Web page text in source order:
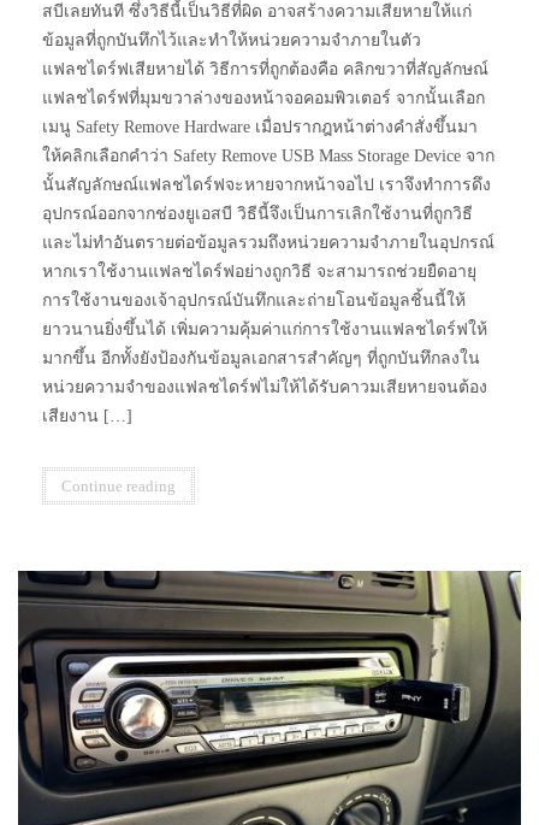
สบีเลยทันที ซึ่งวิธีนี้เป็นวิธีที่ผิด อาจสร้างความเสียหายให้แก่
ข้อมูลที่ถูกบันทึกไว้และทำให้หน่วยความจำภายในตัว
แฟลชไดร์ฟเสียหายได้ วิธีการที่ถูกต้องคือ คลิกขวาที่สัญลักษณ์
แฟลชไดร์ฟที่มุมขวาล่างของหน้าจอคอมพิวเตอร์ จากนั้นเลือก
เมนู Safety Remove Hardware เมื่อปรากฎหน้าต่างคำสั่งขึ้นมา
ให้คลิกเลือกคำว่า Safety Remove USB Mass Storage Device จาก
นั้นสัญลักษณ์แฟลชไดร์ฟจะหายจากหน้าจอไป เราจึงทำการดึง
อุปกรณ์ออกจากช่องยูเอสบี วิธีนี้จึงเป็นการเลิกใช้งานที่ถูกวิธี
และไม่ทำอันตรายต่อข้อมูลรวมถึงหน่วยความจำภายในอุปกรณ์
หากเราใช้งานแฟลชไดร์ฟอย่างถูกวิธี จะสามารถช่วยยืดอายุ
การใช้งานของเจ้าอุปกรณ์บันทึกและถ่ายโอนข้อมูลชิ้นนี้ให้
ยาวนานยิ่งขึ้นได้ เพิ่มความคุ้มค่าแก่การใช้งานแฟลชไดร์ฟให้
มากขึ้น อีกทั้งยังป้องกันข้อมูลเอกสารสำคัญๆ ที่ถูกบันทึกลงใน
หน่วยความจำของแฟลชไดร์ฟไม่ให้ได้รับคาวมเสียหายจนต้อง
เสียงาน […]
Continue reading